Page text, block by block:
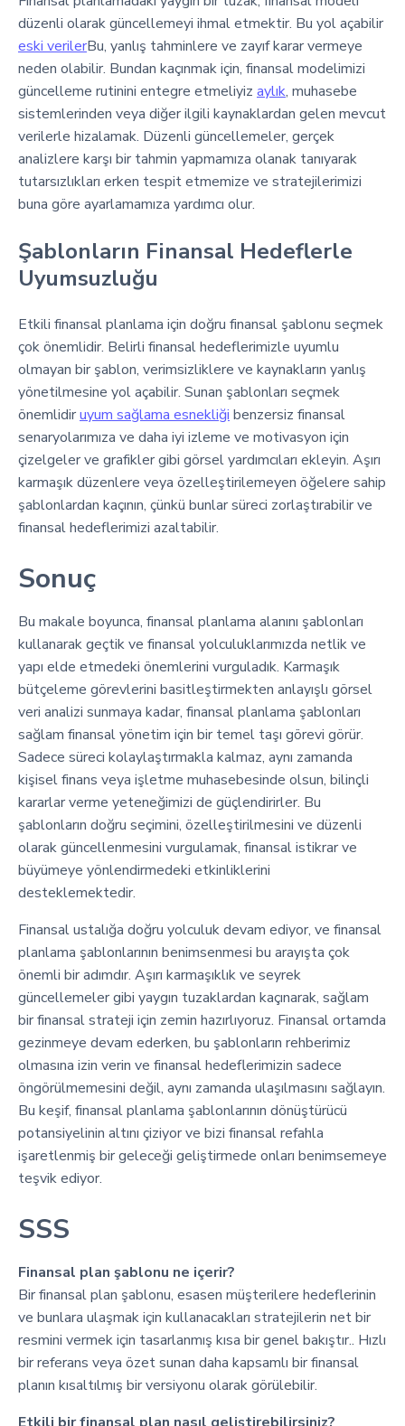
düzenli olarak güncellemeyi ihmal etmektir. Bu yol açabilir
eski verilerBu, yanlış tahminlere ve zayıf karar vermeye
neden olabilir. Bundan kaçınmak için, finansal modelimizi
güncelleme rutinini entegre etmeliyiz aylık, muhasebe
sistemlerinden veya diğer ilgili kaynaklardan gelen mevcut
verilerle hizalamak. Düzenli güncellemeler, gerçek
analizlere karşı bir tahmin yapmamıza olanak tanıyarak
tutarsızlıkları erken tespit etmemize ve stratejilerimizi
buna göre ayarlamamıza yardımcı olur.
Şablonların Finansal Hedeflerle
Uyumsuzluğu
Etkili finansal planlama için doğru finansal şablonu seçmek
çok önemlidir. Belirli finansal hedeflerimizle uyumlu
olmayan bir şablon, verimsizliklere ve kaynakların yanlış
yönetilmesine yol açabilir. Sunan şablonları seçmek
önemlidiruyum sağlama esnekliği benzersiz finansal
senaryolarımıza ve daha iyi izleme ve motivasyon için
çizelgeler ve grafikler gibi görsel yardımcıları ekleyin. Aşırı
karmaşık düzenlere veya özelleştirilemeyen öğelere sahip
şablonlardan kaçının, çünkü bunlar süreci zorlaştırabilir ve
finansal hedeflerimizi azaltabilir.
Sonuç
Bu makale boyunca, finansal planlama alanını şablonları
kullanarak geçtik ve finansal yolculuklarımızda netlik ve
yapı elde etmedeki önemlerini vurguladık. Karmaşık
bütçeleme görevlerini basitleştirmekten anlayışlı görsel
veri analizi sunmaya kadar, finansal planlama şablonları
sağlam finansal yönetim için bir temel taşı görevi görür.
Sadece süreci kolaylaştırmakla kalmaz, aynı zamanda
kişisel finans veya işletme muhasebesinde olsun, bilinçli
kararlar verme yeteneğimizi de güçlendirirler. Bu
şablonların doğru seçimini, özelleştirilmesini ve düzenli
olarak güncellenmesini vurgulamak, finansal istikrar ve
büyümeye yönlendirmedeki etkinliklerini
desteklemektedir.
Finansal ustalığa doğru yolculuk devam ediyor, ve finansal
planlama şablonlarının benimsenmesi bu arayışta çok
önemli bir adımdır. Aşırı karmaşıklık ve seyrek
güncellemeler gibi yaygın tuzaklardan kaçınarak, sağlam
bir finansal strateji için zemin hazırlıyoruz. Finansal ortamda
gezinmeye devam ederken, bu şablonların rehberimiz
olmasına izin verin ve finansal hedeflerimizin sadece
öngörülmemesini değil, aynı zamanda ulaşılmasını sağlayın.
Bu keşif, finansal planlama şablonlarının dönüştürücü
potansiyelinin altını çiziyor ve bizi finansal refahla
işaretlenmiş bir geleceği geliştirmede onları benimsemeye
teşvik ediyor.
SSS
Finansal plan şablonu ne içerir?
Bir finansal plan şablonu, esasen müşterilere hedeflerinin
ve bunlara ulaşmak için kullanacakları stratejilerin net bir
resmini vermek için tasarlanmış kısa bir genel bakıştır.. Hızlı
bir referans veya özet sunan daha kapsamlı bir finansal
planın kısaltılmış bir versiyonu olarak görülebilir.